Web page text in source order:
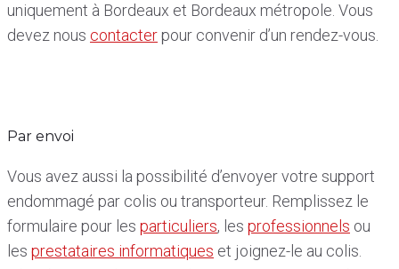
uniquement à Bordeaux et Bordeaux métropole. Vous
devez nous contacterpour convenir d’un rendez-vous.
Par envoi
Vous avez aussi la possibilité d’envoyer votre support
endommagé par colis ou transporteur. Remplissez le
formulaire pour les particuliers, les professionnels ou
les prestataires informatiques et joignez-le au colis.